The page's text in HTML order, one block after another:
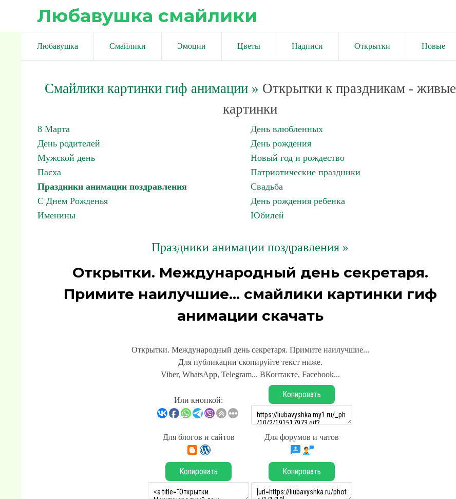
Любавушка смайлики
Любавушка Смайлики Эмоции Цветы Надписи Открытки Новые
Смайлики картинки гиф анимации» Открытки к праздникам - живые
картинки
8 Марта
День влюбленных
День родителей
День рождения
Мужской день
Новый год и рождество
Пасха
Патриотические праздники
Праздники анимации поздравления
Свадьба
С Днем Рожденья
День рождения ребенка
Именины
Юбилей
Праздники анимации поздравления »
Открытки. Международный день секретаря.
Примите наилучшие... смайлики картинки гиф
анимации скачать
Открытки. Международный день секретаря. Примите наилучшие...
Для публикации скопируйте текст ниже.
Viber, WhatsApp, Telegram... ВКонтакте, Facebook...
Или кнопкой:
Копировать
Для блогов и сайтов Для форумов и чатов
Копировать Копировать